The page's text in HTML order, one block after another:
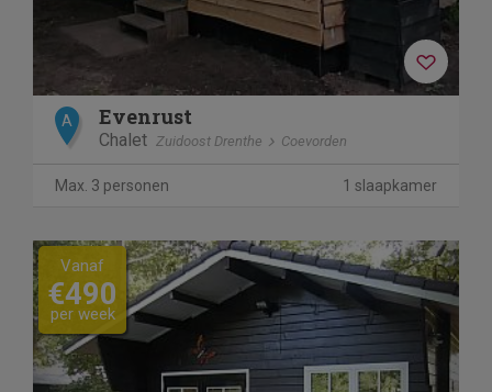
A Evenrust
Chalet Zuidoost Drenthe Coevorden
Max. 3 personen 1 slaapkamer
Previous Next
Vanaf
€490
per week